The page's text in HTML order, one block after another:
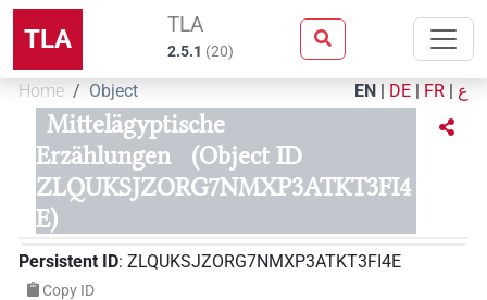
TLA TLA
2.5.1 (20)
Home Object EN | DE | FR | ع
Mittelägyptische
Erzählungen
(Object ID
ZLQUKSJZORG7NMXP3ATKT3FI4
E)
Persistent ID: ZLQUKSJZORG7NMXP3ATKT3FI4E
Copy ID